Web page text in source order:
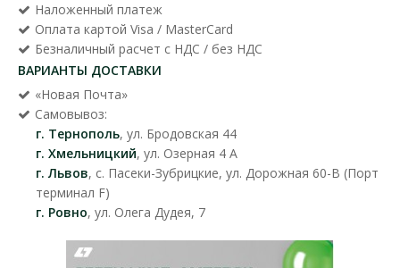
Наложенный платеж
Оплата картой Visa / MasterCard
Безналичный расчет с НДС / без НДС
ВАРИАНТЫ ДОСТАВКИ
«Новая Почта»
Самовывоз:
г. Тернополь, ул. Бродовская 44
г. Хмельницкий, ул. Озерная 4 А
г. Львов, с. Пасеки-Зубрицкие, ул. Дорожная 60-В (Порт
терминал F)
г. Ровно, ул. Олега Дудея, 7